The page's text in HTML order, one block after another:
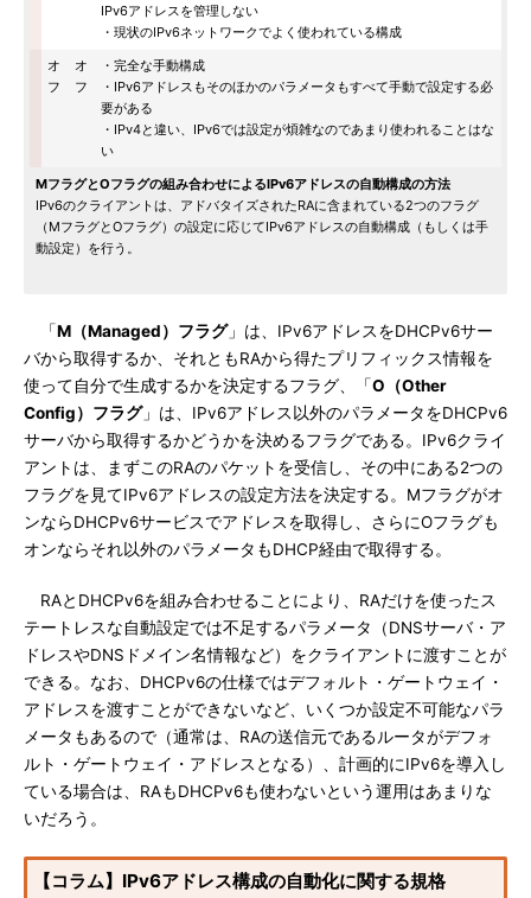
IPv6アドレスを管理しない
・現状のIPv6ネットワークでよく使われている構成
オ
フ
オ
フ
・完全な手動構成
・IPv6アドレスもそのほかのパラメータもすべて手動で設定する必
要がある
・IPv4と違い、IPv6では設定が煩雑なのであまり使われることはな
い
MフラグとOフラグの組み合わせによるIPv6アドレスの自動構成の方法
IPv6のクライアントは、アドバタイズされたRAに含まれている2つのフラグ
（MフラグとOフラグ）の設定に応じてIPv6アドレスの自動構成（もしくは手
動設定）を行う。
「M（Managed）フラグ」は、IPv6アドレスをDHCPv6サー
バから取得するか、それともRAから得たプリフィックス情報を
使って自分で生成するかを決定するフラグ、「O（Other
Config）フラグ」は、IPv6アドレス以外のパラメータをDHCPv6
サーバから取得するかどうかを決めるフラグである。IPv6クライ
アントは、まずこのRAのパケットを受信し、その中にある2つの
フラグを見てIPv6アドレスの設定方法を決定する。Mフラグがオ
ンならDHCPv6サービスでアドレスを取得し、さらにOフラグも
オンならそれ以外のパラメータもDHCP経由で取得する。
RAとDHCPv6を組み合わせることにより、RAだけを使ったス
テートレスな自動設定では不足するパラメータ（DNSサーバ・ア
ドレスやDNSドメイン名情報など）をクライアントに渡すことが
できる。なお、DHCPv6の仕様ではデフォルト・ゲートウェイ・
アドレスを渡すことができないなど、いくつか設定不可能なパラ
メータもあるので（通常は、RAの送信元であるルータがデフォ
ルト・ゲートウェイ・アドレスとなる）、計画的にIPv6を導入し
ている場合は、RAもDHCPv6も使わないという運用はあまりな
いだろう。
【コラム】IPv6アドレス構成の自動化に関する規格